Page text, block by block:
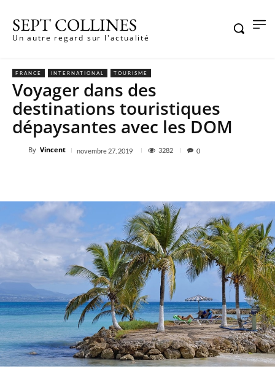
SEPT COLLINES
Un autre regard sur l'actualité
FRANCE INTERNATIONAL TOURISME
Voyager dans des
destinations touristiques
dépaysantes avec les DOM
By Vincent novembre 27, 2019 3282 0